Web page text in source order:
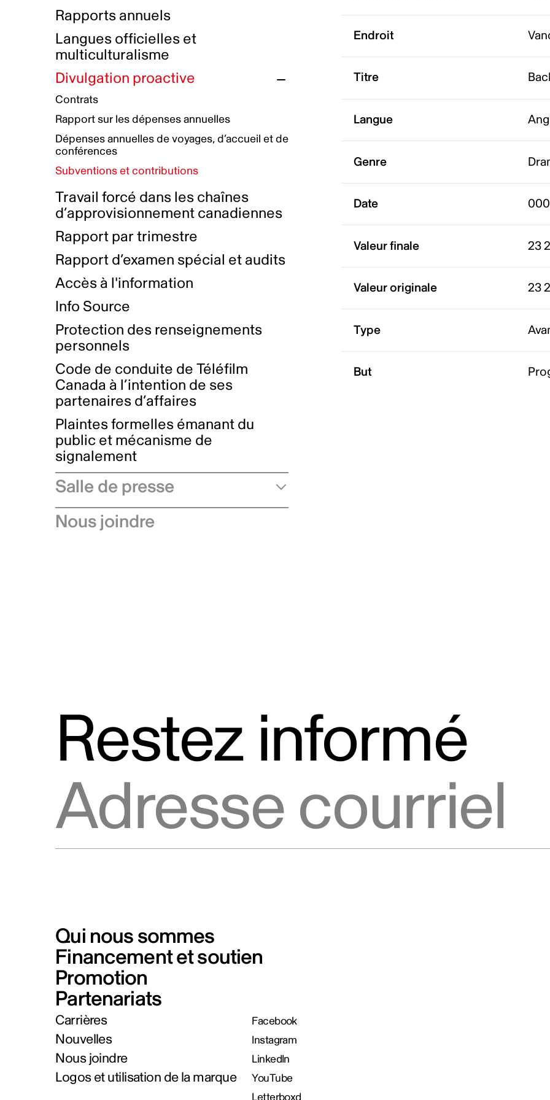
Initiatives autochtones
Plan de réconciliation autochtone
Groupe de travail autochtone
Principes directeurs sur le
harcèlement
Plan d’action pour la parité
Plan d'équité, de diversité,
d'inclusion et d'accessibilité
Boîte à outils pour le récit authentique
Collecte de données et l’auto-identification
Plan d'accessibilité
Rémunération et avantages
Prix et certifications
Nos valeurs d’entreprise
Rapports annuels
Langues officielles et
multiculturalisme
Divulgation proactive
Contrats
Rapport sur les dépenses annuelles
Dépenses annuelles de voyages, d’accueil et de
conférences
Subventions et contributions
Travail forcé dans les chaînes
d’approvisionnement canadiennes
Rapport par trimestre
Rapport d’examen spécial et audits
Accès à l'information
Info Source
Protection des renseignements
personnels
Code de conduite de Téléfilm
Canada à l’intention de ses
partenaires d’affaires
Plaintes formelles émanant du
public et mécanisme de
signalement
Salle de presse
Communiqués de presse
Nous joindre
Endroit
Titre
Langue
Genre
Date
Valeur finale 23
Valeur originale 23
Type
But
Restez informé
Qui nous sommes
Financement et soutien
Promotion
Partenariats
Carrières
Nouvelles
Nous joindre
Logos et utilisation de la marque
Facebook
Instagram
LinkedIn
YouTube
Letterboxd